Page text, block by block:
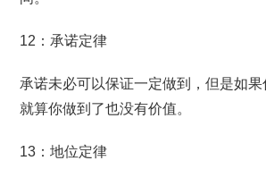
12：承诺定律
承诺未必可以保证一定做到，但是如果
就算你做到了也没有价值。
13：地位定律